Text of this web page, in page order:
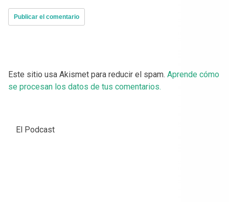
Este sitio usa Akismet para reducir el spam. Aprende cómo
se procesan los datos de tus comentarios.
El Podcast